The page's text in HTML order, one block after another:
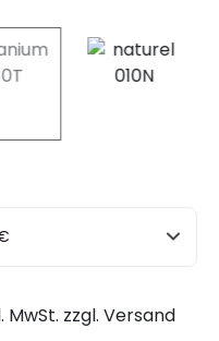
selected
MwSt. zzgl. Versand